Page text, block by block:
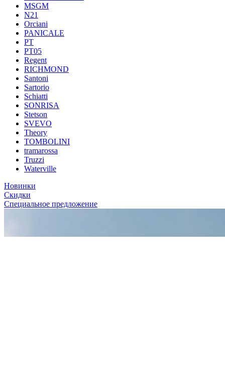
MSGM
N21
Orciani
PANICALE
PT
PT05
Regent
RICHMOND
Santoni
Sartorio
Schiatti
SONRISA
Stetson
SVEVO
Theory
TOMBOLINI
tramarossa
Truzzi
Waterville
Новинки
Скидки
Специальное предложение